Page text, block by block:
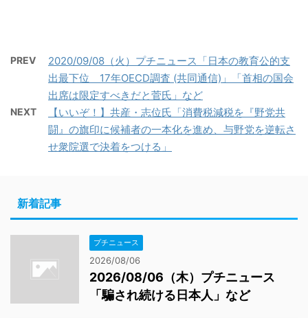
PREV
2020/09/08（火）プチニュース「日本の教育公的支
出最下位 17年OECD調査 (共同通信)」「首相の国会
出席は限定すべきだと菅氏」など
NEXT
【いいぞ！】共産・志位氏「消費税減税を『野党共
闘』の旗印に候補者の一本化を進め、与野党を逆転さ
せ衆院選で決着をつける」
新着記事
プチニュース
2026/08/06
2026/08/06（木）プチニュース
「騙され続ける日本人」など